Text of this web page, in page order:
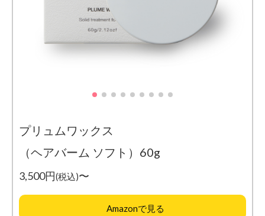
プリュムワックス
（ヘアバーム ソフト）60g
3,500円(税込)〜
Amazonで見る